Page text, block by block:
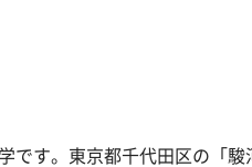
です。東京都千代田区の「